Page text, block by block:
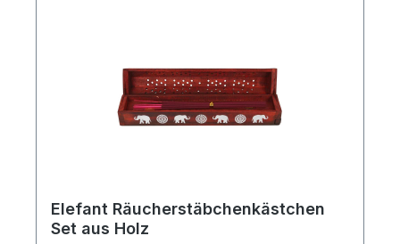
Elefant Räucherstäbchenkästchen
Set aus Holz